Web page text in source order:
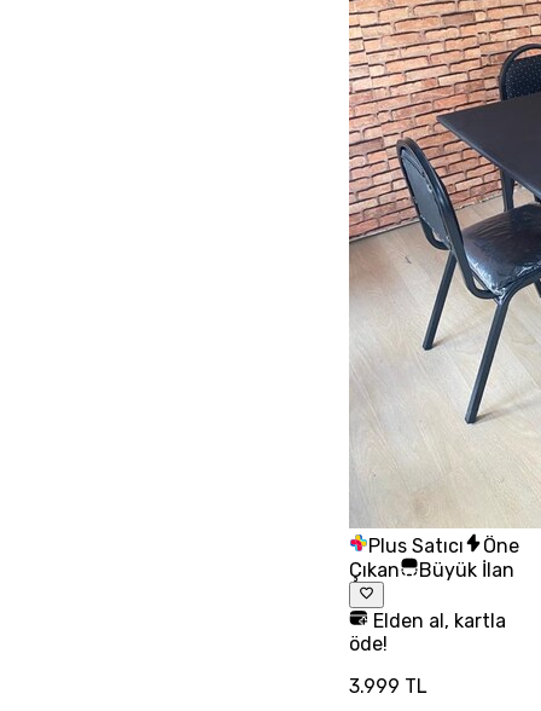
Plus Satıcı
Öne
Çıkan
Büyük İlan
Elden al, kartla
öde!
3.999 TL